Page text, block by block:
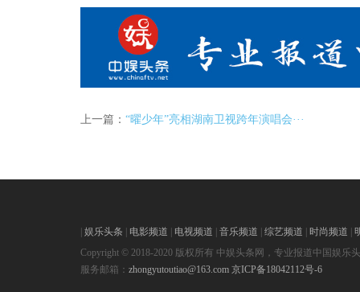
上一篇： “曜少年”亮相湖南卫视跨年演唱会···
娱乐头条 电影频道 电视频道 音乐频道 综艺频道 时尚频道
Copyright © 2018-2020 版权所有 中娱头条网，专业报道中国娱乐
服务邮箱： zhongyutoutiao@163.com 京ICP备18042112号-6